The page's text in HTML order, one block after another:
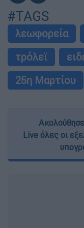
#TAGS
λεωφορεία
τρόλεϊ
25η Μαρτίου
Live όλες οι